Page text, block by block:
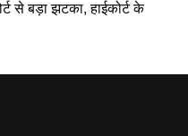
से बड़ा झटका, हाईकोर्ट के